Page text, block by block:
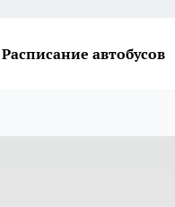
Расписание автобусов